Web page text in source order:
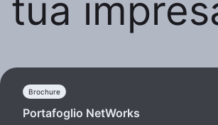
tua
Brochure
Portafoglio NetWorks